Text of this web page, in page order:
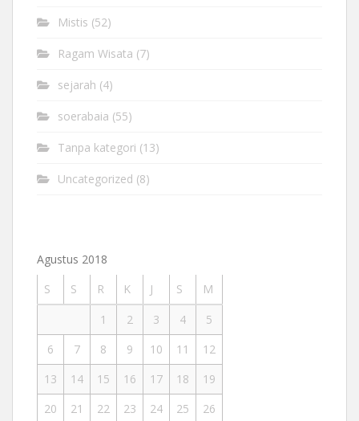
Mistis (52)
Ragam Wisata (7)
sejarah (4)
soerabaia (55)
Tanpa kategori (13)
Uncategorized (8)
Agustus 2018
S
S R K J S
M
1
2 3 4
5
6
7 8 9 10 11
12
13
14 15 16 17 18
19
20
21 22 23 24 25
26